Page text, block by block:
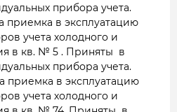
прибора учета.
приемка в эксплуатацию
учета холодного и
в кв. № 5 . Приняты в
прибора учета.
приемка в эксплуатацию
учета холодного и